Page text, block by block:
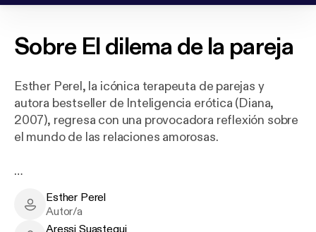
Sobre El dilema de la pareja
Esther Perel, la icónica terapeuta de parejas y
autora bestseller de Inteligencia erótica (Diana,
2007), regresa con una provocadora reflexión sobre
el mundo de las relaciones amorosas.
matrimonio feliz? ¿Es posible amar a más de una
persona a la vez? ¿Puede la infidelidad ayudar a una
Esther Perel - Author
Esther Perel
Autor/a
Aressi Suastegui